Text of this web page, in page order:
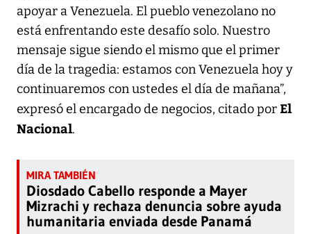
apoyar a Venezuela. El pueblo venezolano no
está enfrentando este desafío solo. Nuestro
mensaje sigue siendo el mismo que el primer
día de la tragedia: estamos con Venezuela hoy y
continuaremos con ustedes el día de mañana”,
expresó el encargado de negocios, citado por El
Nacional.
Diosdado Cabello responde a Mayer
Mizrachi y rechaza denuncia sobre ayuda
humanitaria enviada desde Panamá